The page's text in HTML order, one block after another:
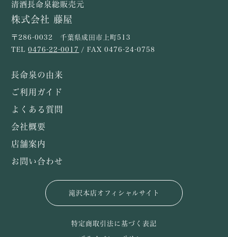
清酒長命泉総販売元
株式会社 藤屋
〒286-0032 千葉県成田市上町513
TEL0476-22-0017 / FAX 0476-24-0758
長命泉の由来
ご利用ガイド
よくある質問
会社概要
店舗案内
お問い合わせ
滝沢本店オフィシャルサイト
特定商取引法に基づく表記